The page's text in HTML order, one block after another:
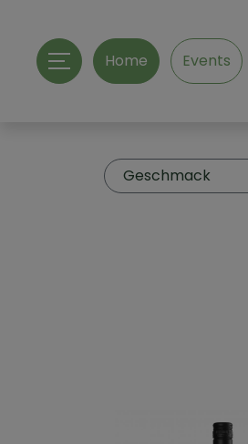
Home Events
Geschmack